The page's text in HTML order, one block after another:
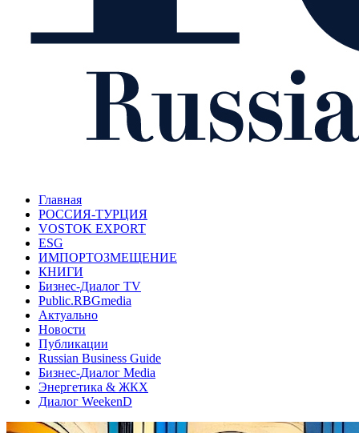
Главная
РОССИЯ-ТУРЦИЯ
VOSTOK EXPORT
ESG
ИМПОРТОЗМЕЩЕНИЕ
КНИГИ
Бизнес-Диалог TV
Public.RBGmedia
Актуально
Новости
Публикации
Russian Business Guide
Бизнес-Диалог Media
Энергетика & ЖКХ
Диалог WeekenD